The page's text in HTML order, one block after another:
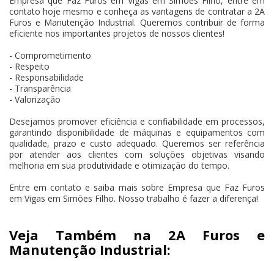
contato hoje mesmo e conheça as vantagens de contratar a 2A
Furos e Manutenção Industrial. Queremos contribuir de forma
eficiente nos importantes projetos de nossos clientes!
- Comprometimento
- Respeito
- Responsabilidade
- Transparência
- Valorização
Desejamos promover eficiência e confiabilidade em processos,
garantindo disponibilidade de máquinas e equipamentos com
qualidade, prazo e custo adequado. Queremos ser referência
por atender aos clientes com soluções objetivas visando
melhoria em sua produtividade e otimização do tempo.
Entre em contato e saiba mais sobre Empresa que Faz Furos
em Vigas em Simões Filho. Nosso trabalho é fazer a diferença!
Veja Também na 2A Furos e
Manutenção Industrial: